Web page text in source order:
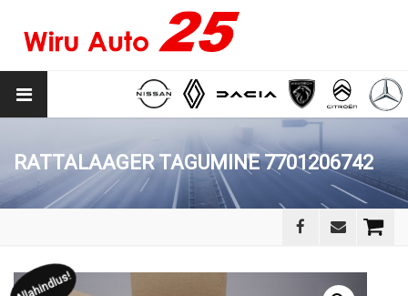
RATTALAAGER TAGUMINE 7701206742
Allahindlus!